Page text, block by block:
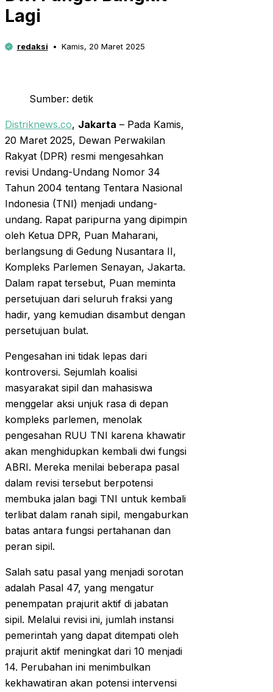
Lagi
redaksi Kamis, 20 Maret 2025
Sumber: detik
Distriknews.co, Jakarta – Pada Kamis,
20 Maret 2025, Dewan Perwakilan
Rakyat (DPR) resmi mengesahkan
revisi Undang-Undang Nomor 34
Tahun 2004 tentang Tentara Nasional
Indonesia (TNI) menjadi undang-
undang. Rapat paripurna yang dipimpin
oleh Ketua DPR, Puan Maharani,
berlangsung di Gedung Nusantara II,
Kompleks Parlemen Senayan, Jakarta.
Dalam rapat tersebut, Puan meminta
persetujuan dari seluruh fraksi yang
hadir, yang kemudian disambut dengan
persetujuan bulat.
Pengesahan ini tidak lepas dari
kontroversi. Sejumlah koalisi
masyarakat sipil dan mahasiswa
menggelar aksi unjuk rasa di depan
kompleks parlemen, menolak
pengesahan RUU TNI karena khawatir
akan menghidupkan kembali dwi fungsi
ABRI. Mereka menilai beberapa pasal
dalam revisi tersebut berpotensi
membuka jalan bagi TNI untuk kembali
terlibat dalam ranah sipil, mengaburkan
batas antara fungsi pertahanan dan
peran sipil.
Salah satu pasal yang menjadi sorotan
adalah Pasal 47, yang mengatur
penempatan prajurit aktif di jabatan
sipil. Melalui revisi ini, jumlah instansi
pemerintah yang dapat ditempati oleh
prajurit aktif meningkat dari 10 menjadi
14. Perubahan ini menimbulkan
kekhawatiran akan potensi intervensi